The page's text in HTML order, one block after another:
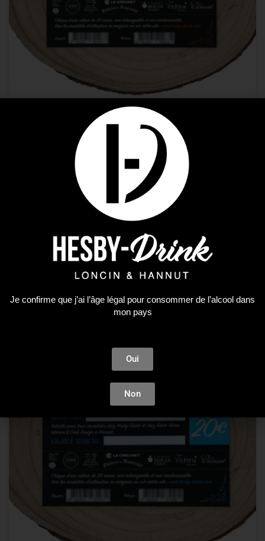
Chèques cadeau
CHEQUE CADEAU 50€
0,00
AJOUTER AU PANIER
Je confirme que j’ai l’âge légal pour consommer de l’alcool dans
mon pays
Oui
Non